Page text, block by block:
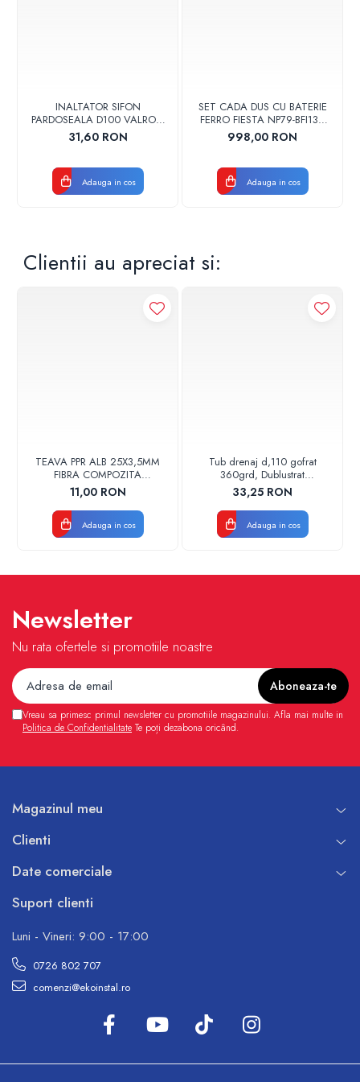
INALTATOR SIFON
PARDOSEALA D100 VALROM
17001900004
31,60 RON
Adauga in cos
SET CADA DUS CU BATERIE
FERRO FIESTA NP79-BFI13U
CROM
998,00 RON
Adauga in cos
Clientii au apreciat si:
TEAVA PPR ALB 25X3,5MM
FIBRA COMPOZITA
10033025004
VALDUOTHERM VALROM
11,00 RON
Adauga in cos
Tub drenaj d,110 gofrat
360grd, Dublustrat
verde/negru 110152 Drainkit
33,25 RON
Adauga in cos
Newsletter
Nu rata ofertele si promotiile noastre
Vreau sa primesc primul newsletter cu promotiile magazinului. Afla mai multe in
Politica de Confidentialitate Te poți dezabona oricând.
Magazinul meu
Clienti
Date comerciale
Suport clienti
Luni - Vineri: 9:00 - 17:00
0726 802 707
comenzi@ekoinstal.ro